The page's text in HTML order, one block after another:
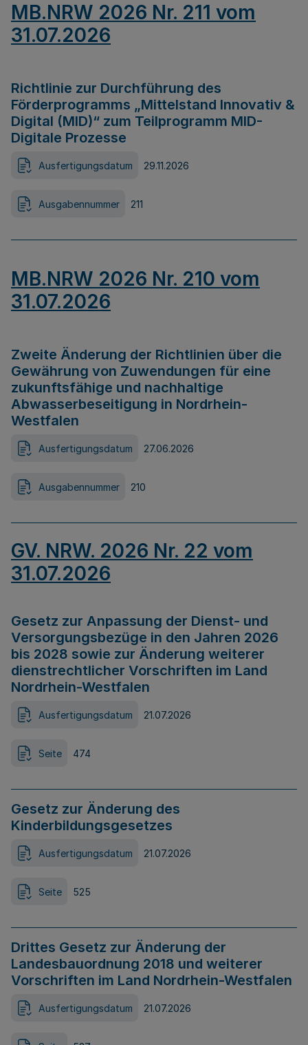
MB.NRW 2026 Nr. 211 vom
31.07.2026
Richtlinie zur Durchführung des
Förderprogramms „Mittelstand Innovativ &
Digital (MID)“ zum Teilprogramm MID-
Digitale Prozesse
Ausfertigungsdatum 29.11.2026
Ausgabennummer 211
MB.NRW 2026 Nr. 210 vom
31.07.2026
Zweite Änderung der Richtlinien über die
Gewährung von Zuwendungen für eine
zukunftsfähige und nachhaltige
Abwasserbeseitigung in Nordrhein-
Westfalen
Ausfertigungsdatum 27.06.2026
Ausgabennummer 210
GV. NRW. 2026 Nr. 22 vom
31.07.2026
Gesetz zur Anpassung der Dienst- und
Versorgungsbezüge in den Jahren 2026
bis 2028 sowie zur Änderung weiterer
dienstrechtlicher Vorschriften im Land
Nordrhein-Westfalen
Ausfertigungsdatum 21.07.2026
Seite 474
Gesetz zur Änderung des
Kinderbildungsgesetzes
Ausfertigungsdatum 21.07.2026
Seite 525
Drittes Gesetz zur Änderung der
Landesbauordnung 2018 und weiterer
Vorschriften im Land Nordrhein-Westfalen
Ausfertigungsdatum 21.07.2026